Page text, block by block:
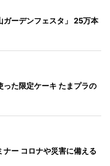
ガーデンフェスタ」 25万本
た限定ケーキ たまプラの
ー コロナや災害に備える